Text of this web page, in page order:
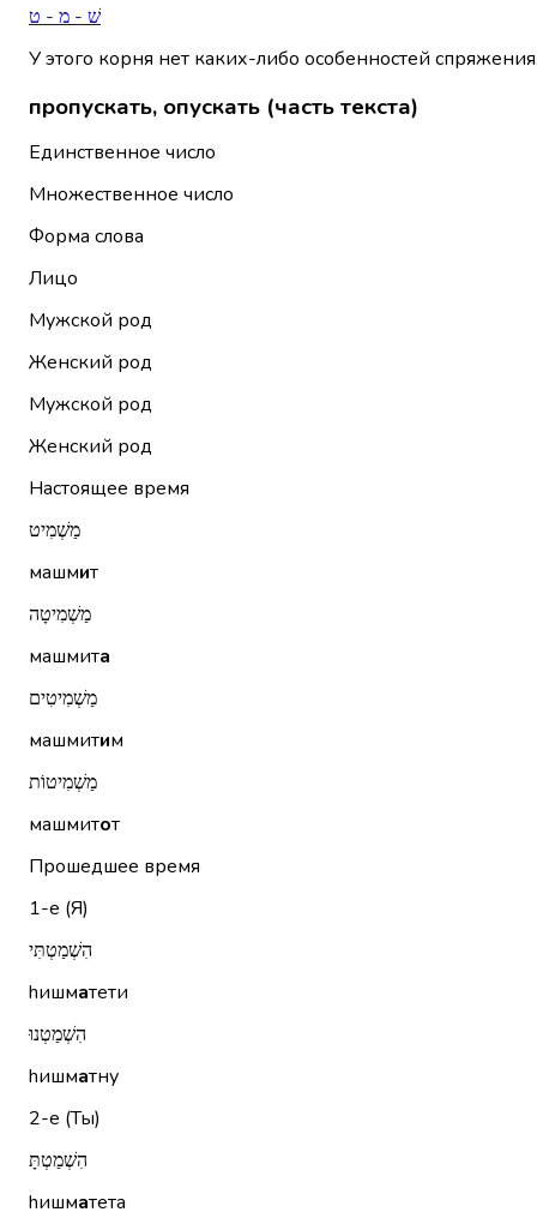
שׁ - מ - ט
У этого корня нет каких-либо особенностей
пропускать, опускать (часть текста)
Единственное число
Множественное число
Форма слова
Лицо
Мужской род
Женский род
Мужской род
Женский род
Настоящее время
מַשְׁמִיט
машмит
מַשְׁמִיטָה
машмита
מַשְׁמִיטִים
машмитим
מַשְׁמִיטוֹת
машмитот
Прошедшее время
1-е (Я)
הִשְׁמַטְתִּי
hишматети
הִשְׁמַטְנוּ
hишматну
2-е (Ты)
הִשְׁמַטְתָּ
hишматета